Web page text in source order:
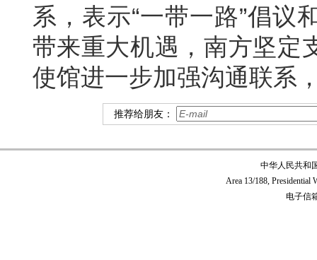
系，表示“一带一路”倡议
带来重大机遇，南方坚定
使馆进一步加强沟通联系
推荐给朋友：
中华人民共和
Area 13/188, Presidential
电子信